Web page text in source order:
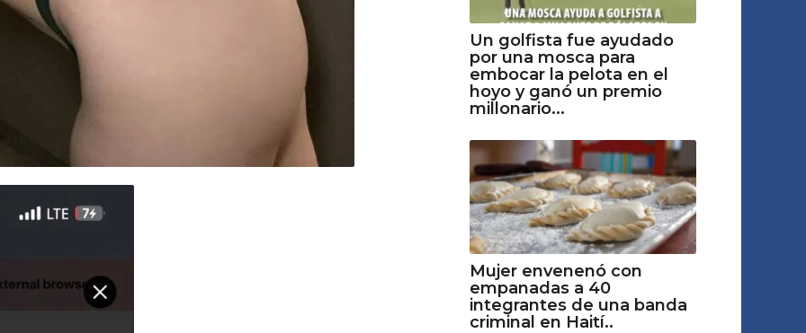
Un golfista fue ayudado
por una mosca para
embocar la pelota en el
hoyo y ganó un premio
millonario...
Mujer envenenó con
empanadas a 40
integrantes de una banda
criminal en Haití..